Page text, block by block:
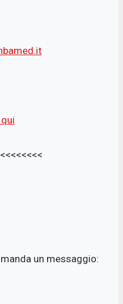
un messaggio: